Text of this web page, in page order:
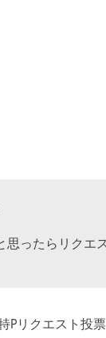
思ったらリクエ
Pリクエスト投票